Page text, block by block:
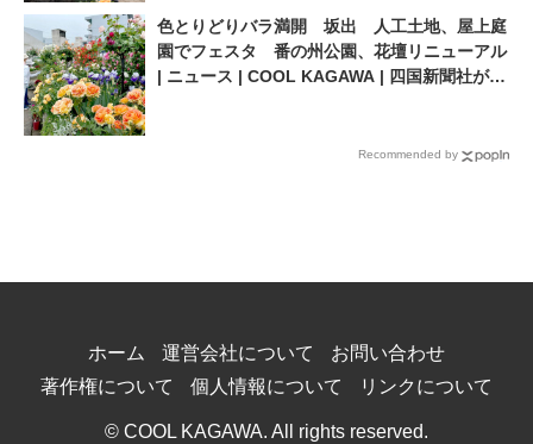
色とりどりバラ満開 坂出 人工土地、屋上庭
園でフェスタ 番の州公園、花壇リニューアル
| ニュース | COOL KAGAWA | 四国新聞社が提
Recommended by
ホーム 運営会社について
お問い合わせ
著作権について
個人情報について リンクについて
© COOL KAGAWA. All rights reserved.